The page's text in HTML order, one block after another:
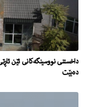
داخستنی نووسینگەکانی ئێن
دەبێت